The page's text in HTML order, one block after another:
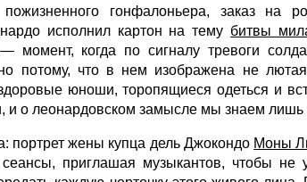
гонфалоньера, заказ на
исполнил картон на тему битвы
момент, когда по сигналу тревоги
потому, что в нем изображена не
юноши, торопящиеся одеться и
о леонардовском замысле мы знаем лишь
жены купца дель Джокондо Моны
приглашая музыкантов, чтобы не